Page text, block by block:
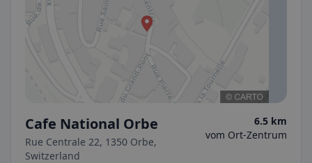
Cafe National Orbe
Rue Centrale 22, 1350 Orbe,
Switzerland
6.5 km
vom Ort-Zentrum